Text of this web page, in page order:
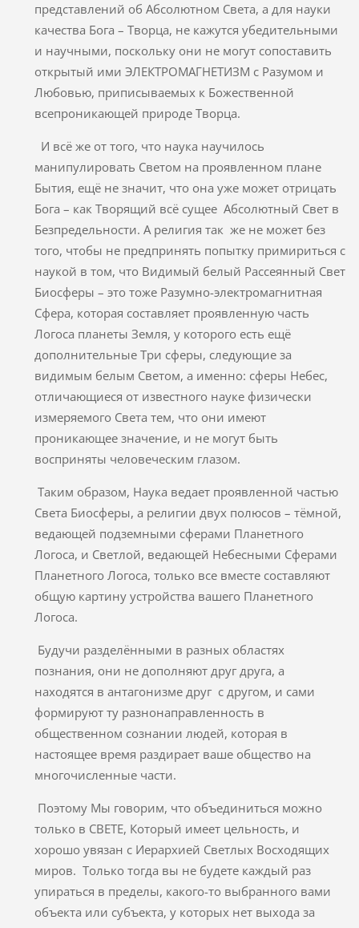
представлений об Абсолютном Света, а для науки
качества Бога – Творца, не кажутся убедительными
и научными, поскольку они не могут сопоставить
открытый ими ЭЛЕКТРОМАГНЕТИЗМ с Разумом и
Любовью, приписываемых к Божественной
всепроникающей природе Творца.
И всё же от того, что наука научилось
манипулировать Светом на проявленном плане
Бытия, ещё не значит, что она уже может отрицать
Бога – как Творящий всё сущее Абсолютный Свет в
Безпредельности. А религия так же не может без
того, чтобы не предпринять попытку примириться с
наукой в том, что Видимый белый Рассеянный Свет
Биосферы – это тоже Разумно-электромагнитная
Сфера, которая составляет проявленную часть
Логоса планеты Земля, у которого есть ещё
дополнительные Три сферы, следующие за
видимым белым Светом, а именно: сферы Небес,
отличающиеся от известного науке физически
измеряемого Света тем, что они имеют
проникающее значение, и не могут быть
восприняты человеческим глазом.
Таким образом, Наука ведает проявленной частью
Света Биосферы, а религии двух полюсов – тёмной,
ведающей подземными сферами Планетного
Логоса, и Светлой, ведающей Небесными Сферами
Планетного Логоса, только все вместе составляют
общую картину устройства вашего Планетного
Логоса.
Будучи разделёнными в разных областях
познания, они не дополняют друг друга, а
находятся в антагонизме друг с другом, и сами
формируют ту разнонаправленность в
общественном сознании людей, которая в
настоящее время раздирает ваше общество на
многочисленные части.
Поэтому Мы говорим, что объединиться можно
только в СВЕТЕ, Который имеет цельность, и
хорошо увязан с Иерархией Светлых Восходящих
миров. Только тогда вы не будете каждый раз
упираться в пределы, какого-то выбранного вами
объекта или субъекта, у которых нет выхода за